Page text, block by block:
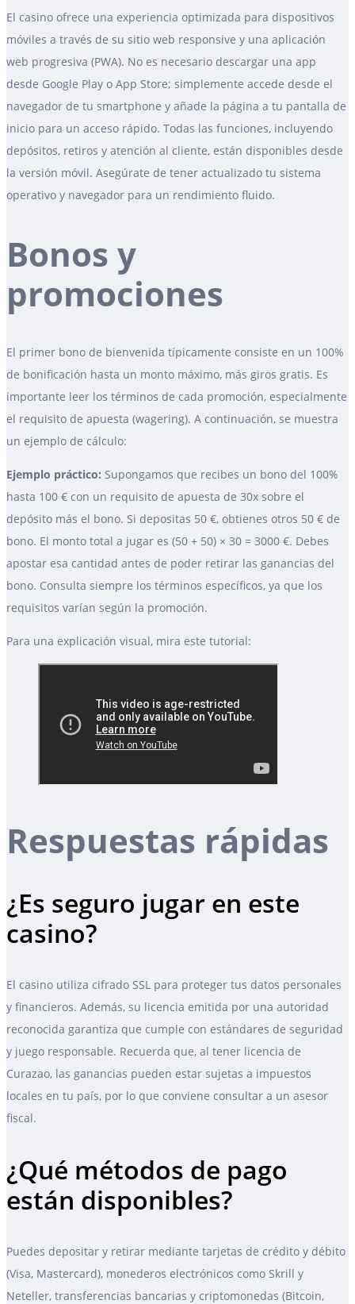
El casino ofrece una experiencia optimizada para dispositivos
móviles a través de su sitio web responsive y una aplicación
web progresiva (PWA). No es necesario descargar una app
desde Google Play o App Store; simplemente accede desde el
navegador de tu smartphone y añade la página a tu pantalla de
inicio para un acceso rápido. Todas las funciones, incluyendo
depósitos, retiros y atención al cliente, están disponibles desde
la versión móvil. Asegúrate de tener actualizado tu sistema
operativo y navegador para un rendimiento fluido.
Bonos y
promociones
El primer bono de bienvenida típicamente consiste en un 100%
de bonificación hasta un monto máximo, más giros gratis. Es
importante leer los términos de cada promoción, especialmente
el requisito de apuesta (wagering). A continuación, se muestra
un ejemplo de cálculo:
Ejemplo práctico: Supongamos que recibes un bono del 100%
hasta 100 € con un requisito de apuesta de 30x sobre el
depósito más el bono. Si depositas 50 €, obtienes otros 50 € de
bono. El monto total a jugar es (50 + 50) × 30 = 3000 €. Debes
apostar esa cantidad antes de poder retirar las ganancias del
bono. Consulta siempre los términos específicos, ya que los
requisitos varían según la promoción.
Para una explicación visual, mira este tutorial:
Respuestas rápidas
¿Es seguro jugar en este
casino?
El casino utiliza cifrado SSL para proteger tus datos personales
y financieros. Además, su licencia emitida por una autoridad
reconocida garantiza que cumple con estándares de seguridad
y juego responsable. Recuerda que, al tener licencia de
Curazao, las ganancias pueden estar sujetas a impuestos
locales en tu país, por lo que conviene consultar a un asesor
fiscal.
¿Qué métodos de pago
están disponibles?
Puedes depositar y retirar mediante tarjetas de crédito y débito
(Visa, Mastercard), monederos electrónicos como Skrill y
Neteller, transferencias bancarias y criptomonedas (Bitcoin,